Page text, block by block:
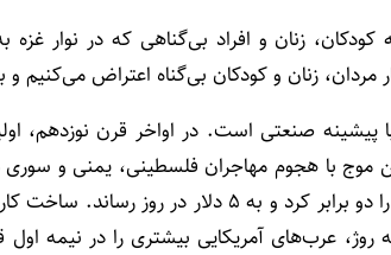
کودکان، زنان و افراد بی‌گناهی که در
مردان، زنان و کودکان بی‌گناه اعتراض
پیشینه صنعتی است. در اواخر قرن نوزدهم،
روژ، عرب‌های آمریکایی بیشتری را در